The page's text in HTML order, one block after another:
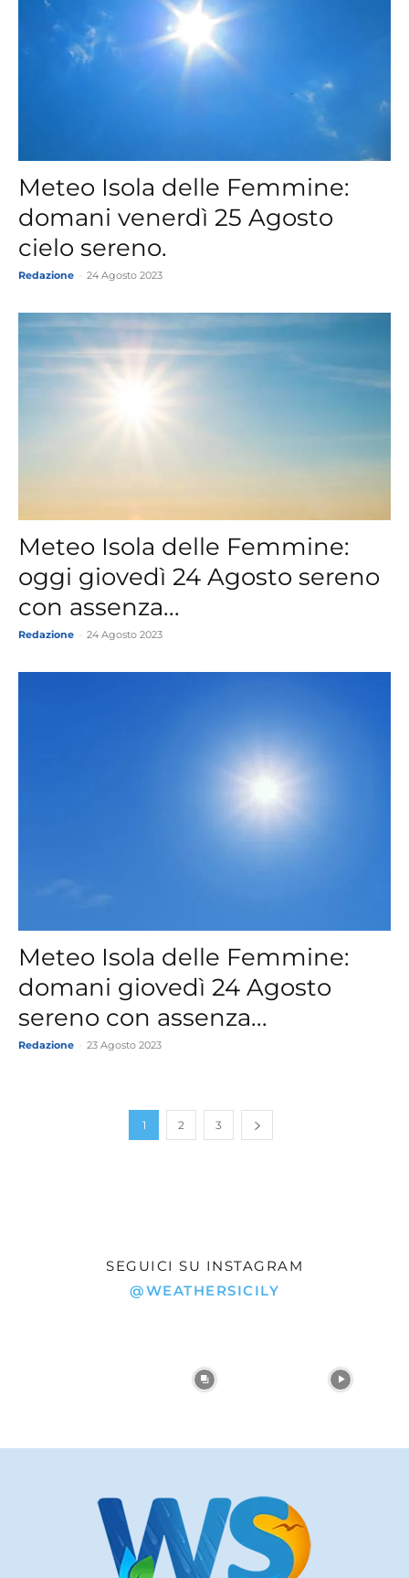
Meteo Isola delle Femmine:
domani venerdì 25 Agosto
cielo sereno.
Redazione 24 Agosto 2023
Meteo Isola delle Femmine:
oggi giovedì 24 Agosto sereno
con assenza...
Redazione 24 Agosto 2023
Meteo Isola delle Femmine:
domani giovedì 24 Agosto
sereno con assenza...
Redazione 23 Agosto 2023
1 2 3
SEGUICI SU INSTAGRAM
@WEATHERSICILY